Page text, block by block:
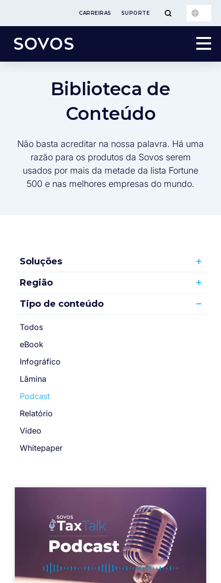
CARREIRAS SUPORTE
Biblioteca de
Conteúdo
Não basta acreditar na nossa palavra. Há uma
razão para os produtos da Sovos serem
usados por mais da metade da lista Fortune
500 e nas melhores empresas do mundo.
Soluções
Região
Tipo de conteúdo
Todos
eBook
Infográfico
Lâmina
Podcast
Relatório
Vídeo
Whitepaper